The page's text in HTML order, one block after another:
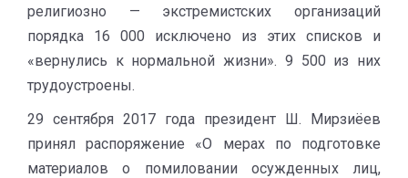
религиозно — экстремистских организаций
порядка 16 000 исключено из этих списков и
«вернулись к нормальной жизни». 9 500 из них
трудоустроены.
29 сентября 2017 года президент Ш. Мирзиёев
принял распоряжение «О мерах по подготовке
материалов о помиловании осужденных лиц,